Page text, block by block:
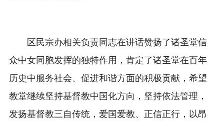
区民宗办相关负责同志在讲话赞扬了诸圣堂信
众中女同胞发挥的独特作用，肯定了诸圣堂在百年
历史中服务社会、促进和谐方面的积极贡献，希望
教堂继续坚持基督教中国化方向，坚持依法管理，
发扬基督教三自传统，爱国爱教、正信正行，以昂